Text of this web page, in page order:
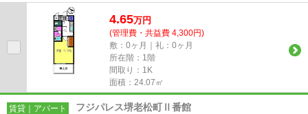
こちらの物件は周辺に駅が2...
4.65万円
(管理費・共益費 4,300円)
敷：0ヶ月｜礼：0ヶ月
所在階：1階
間取り：1K
面積：24.07㎡
賃貸｜アパート フジパレス堺老松町Ⅱ番館